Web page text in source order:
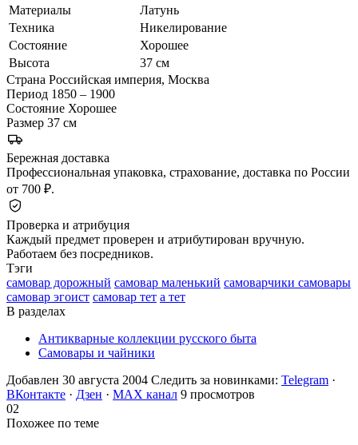
Материалы
Латунь
Техника
Никелирование
Состояние
Хорошее
Высота
37 см
Страна Российская империя, Москва
Период 1850 – 1900
Состояние Хорошее
Размер 37 см
Бережная доставка
Профессиональная упаковка, страхование, доставка по России
от 700 ₽.
Проверка и атрибуция
Каждый предмет проверен и атрибутирован вручную.
Работаем без посредников.
Тэги
самовар дорожный самовар маленький самоварчики самовары
самовар эгоист самовар тет а тет
В разделах
Антикварные коллекции русского быта
Самовары и чайники
Добавлен 30 августа 2004 Следить за новинками: Telegram ·
ВКонтакте · Дзен · MAX канал 9 просмотров
02
Похожее по теме